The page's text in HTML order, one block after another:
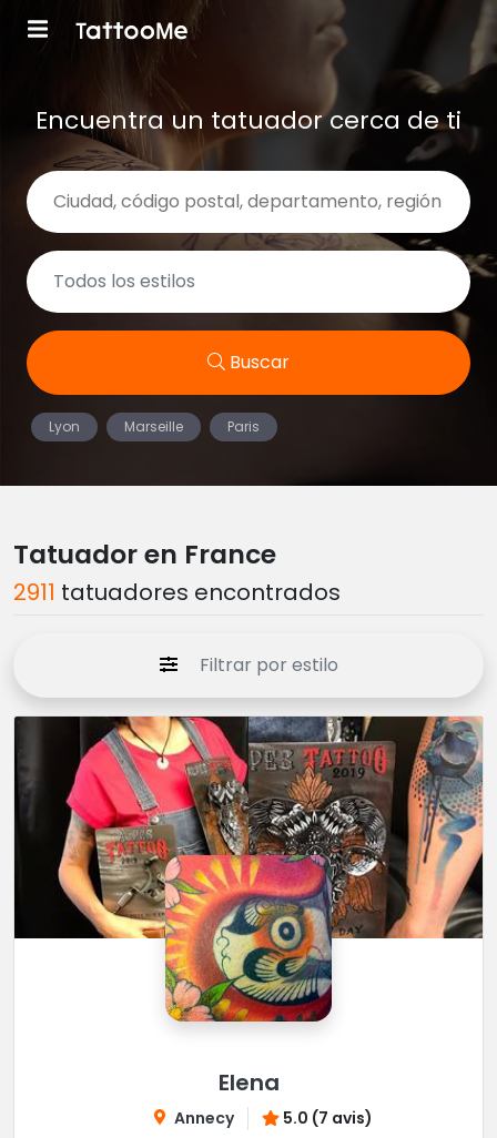
Encuentra un tatuador cerca de ti
Buscar
Lyon Marseille Paris
Tatuador en France
2911 tatuadores encontrados
Filtrar por estilo
Elena
Annecy 5.0 (7 avis)